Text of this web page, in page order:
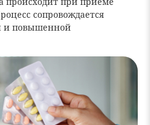
сопровождается
и повышенной